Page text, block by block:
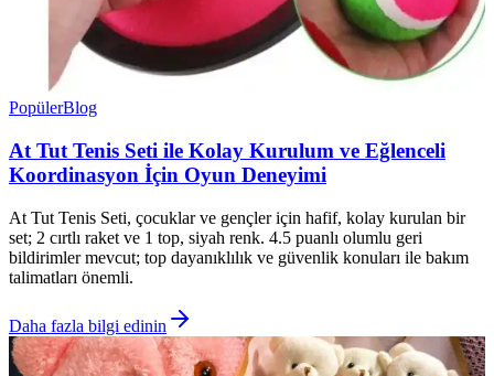
PopülerBlog
At Tut Tenis Seti ile Kolay Kurulum ve Eğlenceli
Koordinasyon İçin Oyun Deneyimi
At Tut Tenis Seti, çocuklar ve gençler için hafif, kolay kurulan bir
set; 2 cırtlı raket ve 1 top, siyah renk. 4.5 puanlı olumlu geri
bildirimler mevcut; top dayanıklılık ve güvenlik konuları ile bakım
talimatları önemli.
Daha fazla bilgi edinin